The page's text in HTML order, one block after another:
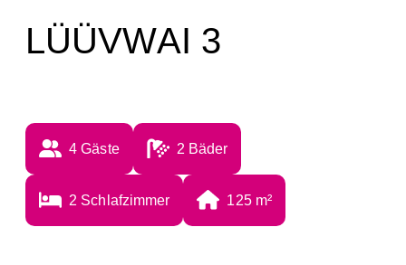
LÜÜVWAI 3
4 Gäste 2 Bäder
2 Schlafzimmer 125 m²